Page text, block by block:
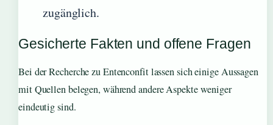
zugänglich.
Gesicherte Fakten und offene Fragen
Bei der Recherche zu Entenconfit lassen sich einige Aussagen
mit Quellen belegen, während andere Aspekte weniger
eindeutig sind.